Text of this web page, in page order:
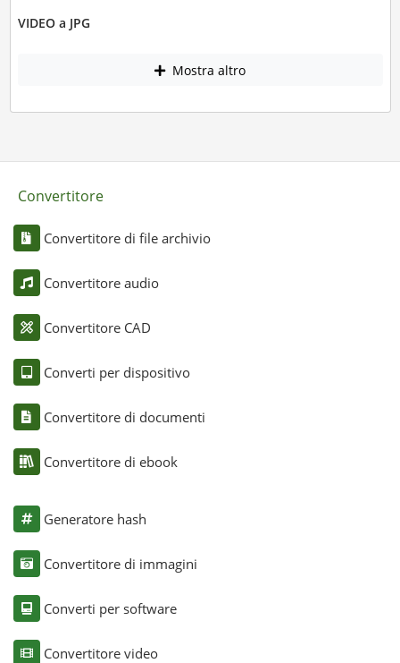
VIDEO a JPG
Mostra altro
Convertitore
Convertitore di file archivio
Convertitore audio
Convertitore CAD
Converti per dispositivo
Convertitore di documenti
Convertitore di ebook
Generatore hash
Convertitore di immagini
Converti per software
Convertitore video